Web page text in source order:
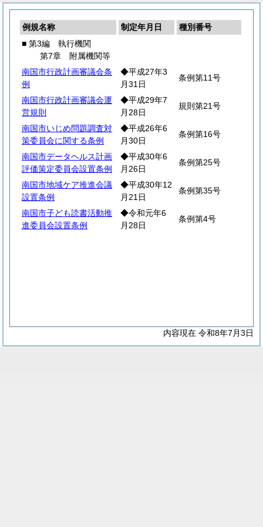
例規名称 制定年月日
種別番号
■ 第3編 執行機関
第7章 附属機関等
南国市行政計画審議会条
例
◆平成27年3
月31日
条例第11号
南国市行政計画審議会運
営規則
◆平成29年7
月28日
規則第21号
南国市いじめ問題調査対
策委員会に関する条例
◆平成26年6
月30日
条例第16号
南国市データヘルス計画
評価策定委員会設置条例
◆平成30年6
月26日
条例第25号
南国市地域ケア推進会議
設置条例
◆平成30年12
月21日
条例第35号
南国市子ども読書活動推
進委員会設置条例
◆令和元年6
月28日
条例第4号
内容現在 令和8年7月3日